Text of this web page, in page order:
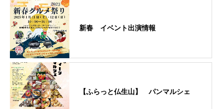
新春 イベント出演情報
【ふらっと仏生山】 パンマルシェ